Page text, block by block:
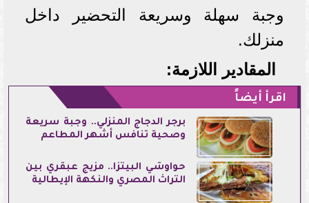
وجبة سهلة وسريعة التحضير داخل
منزلك.
المقادير اللازمة:
اقرأ أيضاً
برجر الدجاج المنزلي.. وجبة سريعة
وصحية تنافس أشهر المطاعم
حواوشي البيتزا.. مزيج عبقري بين
التراث المصري والنكهة الإيطالية